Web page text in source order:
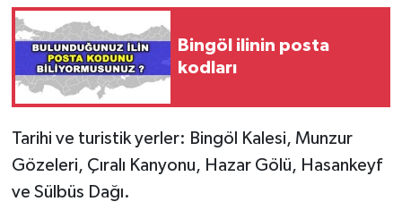
Bingöl ilinin posta
kodları
Tarihi ve turistik yerler: Bingöl Kalesi, Munzur
Gözeleri, Çıralı Kanyonu, Hazar Gölü, Hasankeyf
ve Sülbüs Dağı.